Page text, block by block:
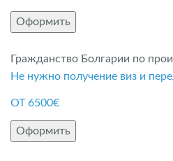
Оформить
Гражданство Болгарии по
Не нужно получение виз и
ОТ 6500€
Оформить